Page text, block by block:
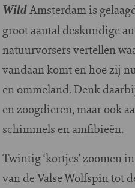
WildAmsterdam is
groot aantal deskundige
natuurvorsers vertellen
vandaan komt en hoe zij
en ommeland. Denk
en zoogdieren, maar ook
schimmels en amfibieën.
Twintig ‘kortjes’ zoomen
van de Valse Wolfspin tot